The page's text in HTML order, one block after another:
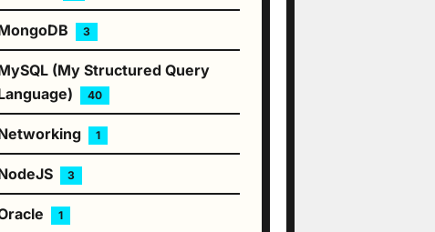
3
(My Structured Query
40
1
3
1